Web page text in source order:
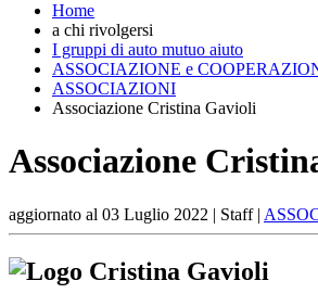
Home
a chi rivolgersi
I gruppi di auto mutuo aiuto
ASSOCIAZIONE e
ASSOCIAZIONI
Associazione Cristina Gavioli
Associazione
aggiornato al 03 Luglio 2022 | Staff |